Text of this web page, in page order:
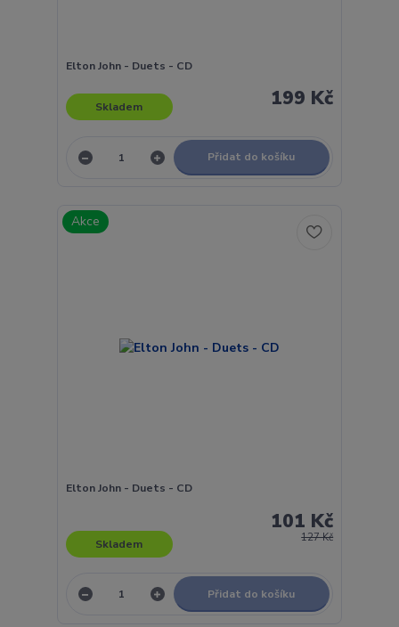
Elton John - Duets - CD
199 Kč
Skladem
Přidat do košíku
Akce
Elton John - Duets - CD
127 Kč
101 Kč
Skladem
Přidat do košíku